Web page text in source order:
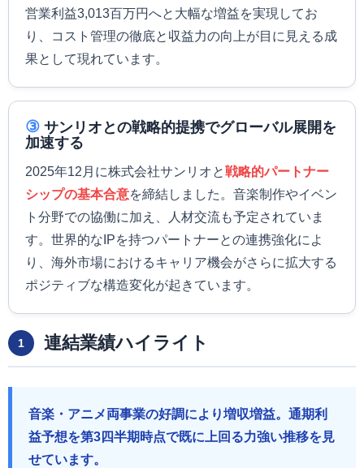
営業利益3,013百万円へと大幅な増益を実現してお
り、コスト管理の徹底と収益力の向上が目に見える成
果として現れています。
③ サンリオとの戦略的提携でグローバル展開を
加速する
2025年12月に株式会社サンリオと戦略的パートナー
シップの基本合意を締結しました。音楽制作やイベン
ト分野での協働に加え、人材交流も予定されていま
す。世界的なIPを持つパートナーとの連携強化によ
り、海外市場におけるキャリア機会がさらに拡大する
ポジティブな構造変化が起きています。
1 連結業績ハイライト
音楽・アニメ両事業の好調により増収増益。通期利
益予想を第3四半期時点で既に上回る力強い推移を見
せています。